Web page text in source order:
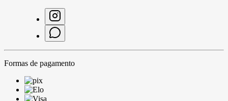
Formas de pagamento